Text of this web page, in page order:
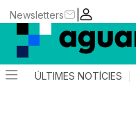
|
Newsletters
ÚLTIMES NOTÍCIES